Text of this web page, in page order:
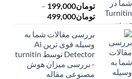
تومان199,000
–
تومان499,000محدوده
تومان199,000
تا
تومان499,000
بررسی مقالات شما به
وسیله قوی ترین Ai
Detector توسط turnitin
- بررسی میزان هوش
مصنوعی مقاله